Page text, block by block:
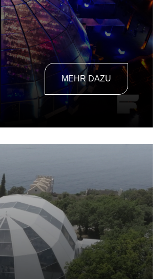
MEHR DAZU